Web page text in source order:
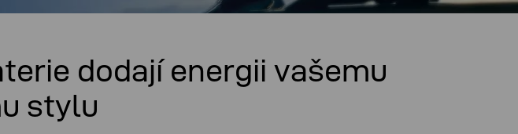
dodají energii vašemu
stylu